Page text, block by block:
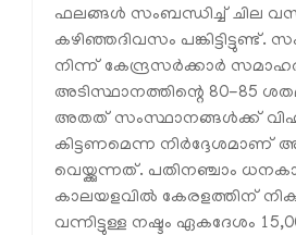
ഫലങ്ങൾ സംബന്ധിച്ച് ചില
കഴിഞ്ഞദിവസം പങ്കിട്ടിട്ടുണ്ട്.
നിന്ന് കേന്ദ്രസർക്കാർ
അടിസ്ഥാനത്തിന്റെ 80-85
അതത് സംസ്ഥാനങ്ങൾക്ക്
കിട്ടണമെന്ന നിർദ്ദേശമാണ്
വെയ്ക്കുന്നത്. പതിനഞ്ചാം
കാലയളവിൽ കേരളത്തിന്
വന്നിട്ടുള്ള നഷ്ടം ഏകദേശം